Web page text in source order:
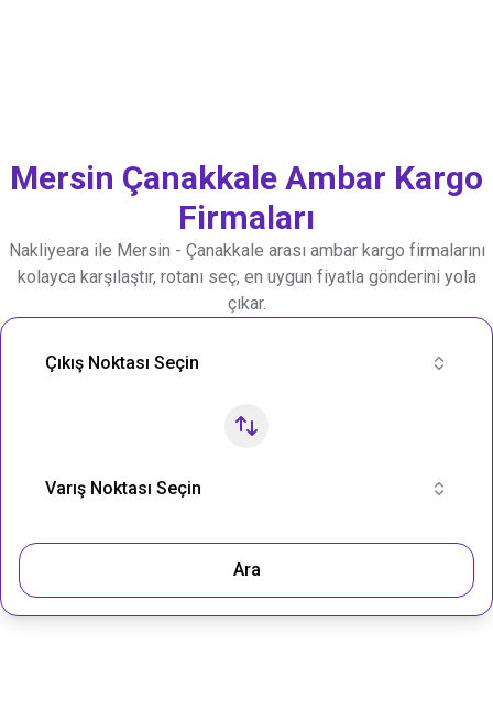
Mersin Çanakkale Ambar Kargo
Firmaları
Nakliyeara ile Mersin - Çanakkale arası ambar kargo firmalarını
kolayca karşılaştır, rotanı seç, en uygun fiyatla gönderini yola
çıkar.
Nakliye Rotası Ara
Çıkış Noktası Seçin
Varış Noktası Seçin
Ara